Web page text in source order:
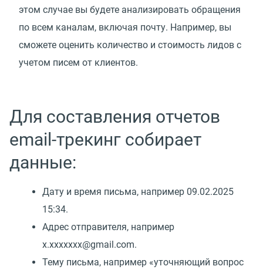
этом случае вы будете анализировать обращения
по всем каналам, включая почту. Например, вы
сможете оценить количество и стоимость лидов с
учетом писем от клиентов.
Для составления отчетов
email-трекинг собирает
данные:
Дату и время письма, например 09.02.2025
15:34.
Адрес отправителя, например
x.xxxxxxx@gmail.com.
Тему письма, например «уточняющий вопрос